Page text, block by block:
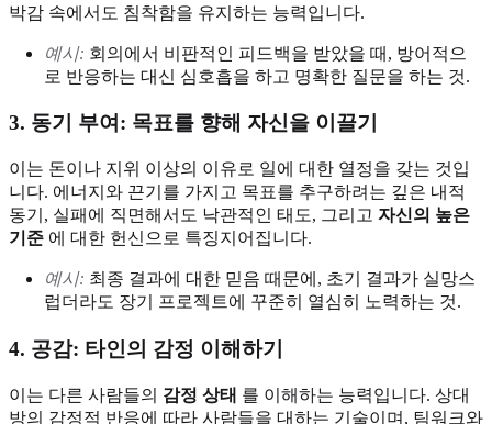
박감 속에서도 침착함을 유지하는 능력입니다.
예시: 회의에서 비판적인 피드백을 받았을 때, 방어적으
로 반응하는 대신 심호흡을 하고 명확한 질문을 하는 것.
3. 동기 부여: 목표를 향해 자신을 이끌기
이는 돈이나 지위 이상의 이유로 일에 대한 열정을 갖는 것입
니다. 에너지와 끈기를 가지고 목표를 추구하려는 깊은 내적
동기, 실패에 직면해서도 낙관적인 태도, 그리고 자신의 높은
기준 에 대한 헌신으로 특징지어집니다.
예시: 최종 결과에 대한 믿음 때문에, 초기 결과가 실망스
럽더라도 장기 프로젝트에 꾸준히 열심히 노력하는 것.
4. 공감: 타인의 감정 이해하기
이는 다른 사람들의 감정 상태 를 이해하는 능력입니다. 상대
방의 감정적 반응에 따라 사람들을 대하는 기술이며, 팀워크와